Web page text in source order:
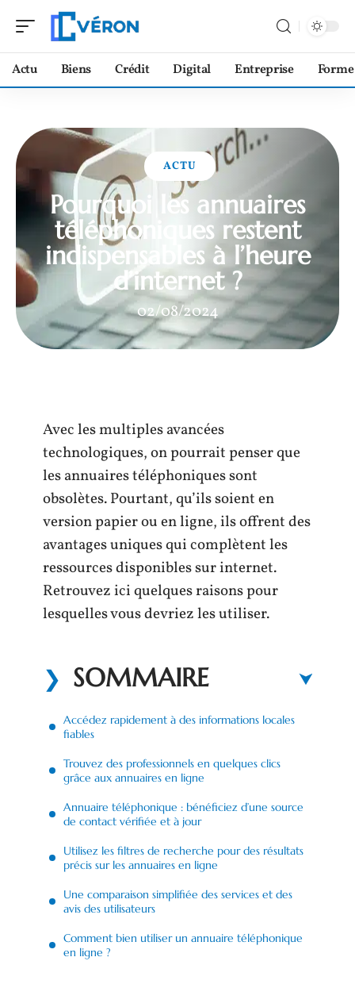
Actu Biens Crédit Digital Entreprise Forme
ACTU
Pourquoi les annuaires
téléphoniques restent
indispensables à l’heure
d’internet ?
02/08/2024
Avec les multiples avancées
technologiques, on pourrait penser que
les annuaires téléphoniques sont
obsolètes. Pourtant, qu’ils soient en
version papier ou en ligne, ils offrent des
avantages uniques qui complètent les
ressources disponibles sur internet.
Retrouvez ici quelques raisons pour
lesquelles vous devriez les utiliser.
SOMMAIRE
Accédez rapidement à des informations locales
fiables
Trouvez des professionnels en quelques clics
grâce aux annuaires en ligne
Annuaire téléphonique : bénéficiez d’une source
de contact vérifiée et à jour
Utilisez les filtres de recherche pour des résultats
précis sur les annuaires en ligne
Une comparaison simplifiée des services et des
avis des utilisateurs
Comment bien utiliser un annuaire téléphonique
en ligne ?